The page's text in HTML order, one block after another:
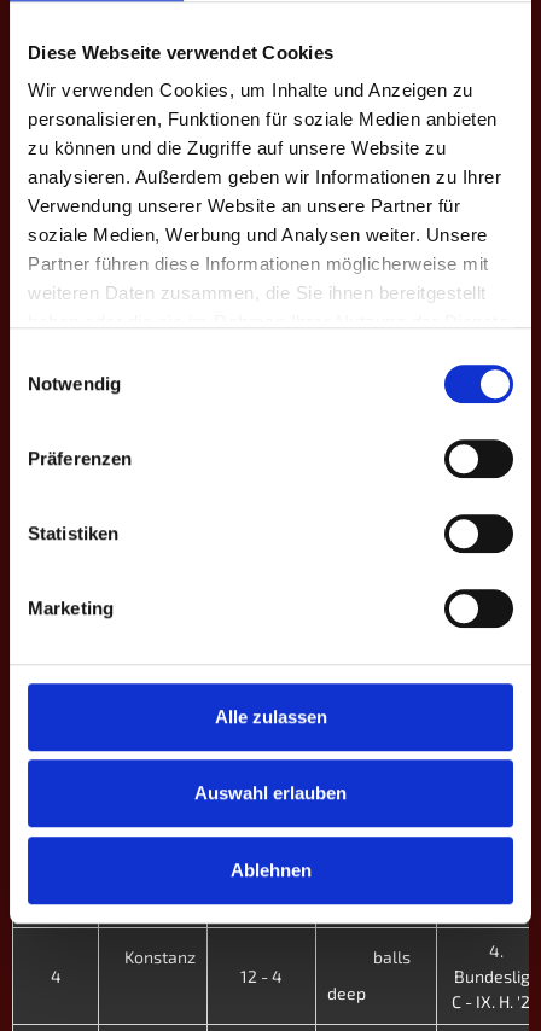
Diese Webseite verwendet Cookies
Wir verwenden Cookies, um Inhalte und Anzeigen zu
personalisieren, Funktionen für soziale Medien anbieten
zu können und die Zugriffe auf unsere Website zu
analysieren. Außerdem geben wir Informationen zu Ihrer
Verwendung unserer Website an unsere Partner für
soziale Medien, Werbung und Analysen weiter. Unsere
Partner führen diese Informationen möglicherweise mit
weiteren Daten zusammen, die Sie ihnen bereitgestellt
Notwendig
Präferenzen
Statistiken
Marketing
Alle zulassen
Auswahl erlauben
Ablehnen
balls deep
Mannheim
C - X. Fr. '25
3
Ball Inn
9 - 7
balls
4.
Bundesliga
C - X. Fr. '25
2
3 - 13
Bundesliga
C - X. Fr. '25
1
Stuttgart II
4.
Bundesliga
C - IX. H. '24
Bundesliga
C - IX. H. '24
7
balls deep
8 - 8
4.
Bundesliga
15 - 1
balls
deep
4.
6 - 10
C - IX. H. '24
4
Konstanz
12 - 4
balls
deep
4.
Bundesliga
C - IX. H. '24